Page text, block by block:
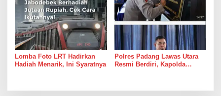
Lomba Foto LRT Hadirkan
Hadiah Menarik, Ini Syaratnya
Polres Padang Lawas Utara
Resmi Berdiri, Kapolda